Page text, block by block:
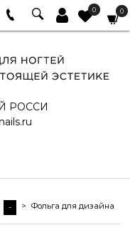
0 0
РОССИ
- Фольга для дизайна